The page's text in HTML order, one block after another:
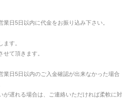
業日5日以内に代金をお振り込み下さい。
ます。
せて頂きます。
業日5日以内のご入金確認が出来なかった場合
が遅れる場合は、ご連絡いただければ柔軟に対